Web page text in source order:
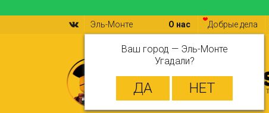
Эль-Монте
Ваш город — Эль-Монте
Угадали?
О нас Добрые дела